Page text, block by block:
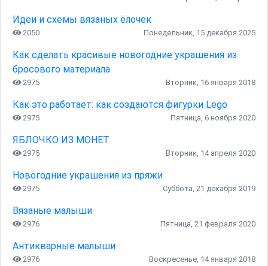
Идеи и схемы вязаных ёлочек
2050 Понедельник, 15 декабря 2025
Как сделать красивые новогодние украшения из
бросового материала
2975 Вторник, 16 января 2018
Как это работает: как создаются фигурки Lego
2975 Пятница, 6 ноября 2020
ЯБЛОЧКО ИЗ МОНЕТ
2975 Вторник, 14 апреля 2020
Новогодние украшения из пряжи
2975 Суббота, 21 декабря 2019
Вязаные малыши
2976 Пятница, 21 февраля 2020
Антикварные малыши
2976 Воскресенье, 14 января 2018